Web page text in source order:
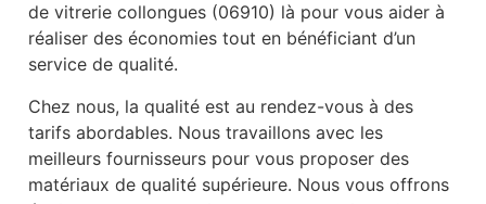
de vitrerie collongues (06910) là pour vous aider à
réaliser des économies tout en bénéficiant d’un
service de qualité.
Chez nous, la qualité est au rendez-vous à des
tarifs abordables. Nous travaillons avec les
meilleurs fournisseurs pour vous proposer des
matériaux de qualité supérieure. Nous vous offrons